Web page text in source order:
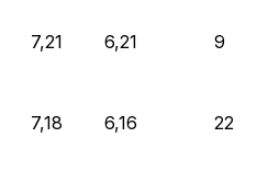
7,21 6,21 9
7,18 6,16 22